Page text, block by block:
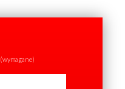
(wymagane)